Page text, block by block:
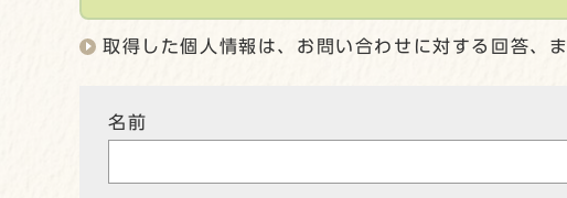
取得した個人情報は、お問い合わせに対する回答、
名前